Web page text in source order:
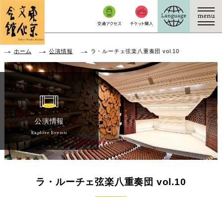
本文へ移動
ホーム 公演情報 ラ・ルーチェ弦楽八重奏団 vol.10
公演情報
Explore Events
ラ・ルーチェ弦楽八重奏団 vol.10